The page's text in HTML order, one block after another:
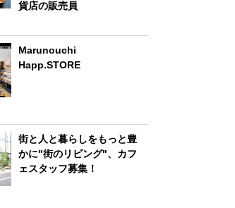
貨店の販売員
Marunouchi
Happ.STORE
街と人と暮らしをもっと豊
かに"街のリビング"、カフ
ェスタッフ募集！